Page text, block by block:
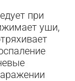
при
уши,